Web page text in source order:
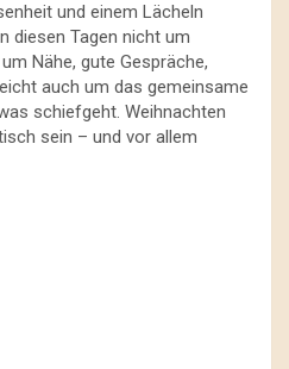
und einem Lächeln
diesen Tagen nicht um
Nähe, gute Gespräche,
auch um das gemeinsame
schiefgeht. Weihnachten
sein – und vor allem